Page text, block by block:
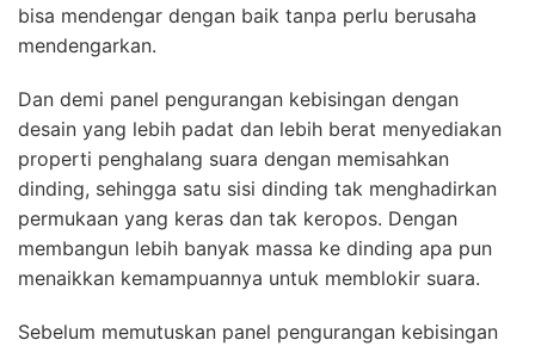
bisa mendengar dengan baik tanpa perlu berusaha
mendengarkan.
Dan demi panel pengurangan kebisingan dengan
desain yang lebih padat dan lebih berat menyediakan
properti penghalang suara dengan memisahkan
dinding, sehingga satu sisi dinding tak menghadirkan
permukaan yang keras dan tak keropos. Dengan
membangun lebih banyak massa ke dinding apa pun
menaikkan kemampuannya untuk memblokir suara.
Sebelum memutuskan panel pengurangan kebisingan